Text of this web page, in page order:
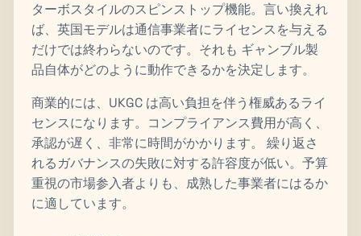
ターボスタイルのスピンストップ機能。言い換えれ
ば、英国モデルは通信事業者にライセンスを与える
だけでは終わらないのです。それも ギャンブル製
品自体がどのように動作できるかを決定します。
商業的には、UKGC は高い負担を伴う権威あるライ
センスになります。コンプライアンス費用が高く、
承認が遅く、非常に時間がかかります。 繰り返さ
れるガバナンスの失敗に対する許容度が低い。予算
重視の市場参入者よりも、成熟した事業者にはるか
に適しています。